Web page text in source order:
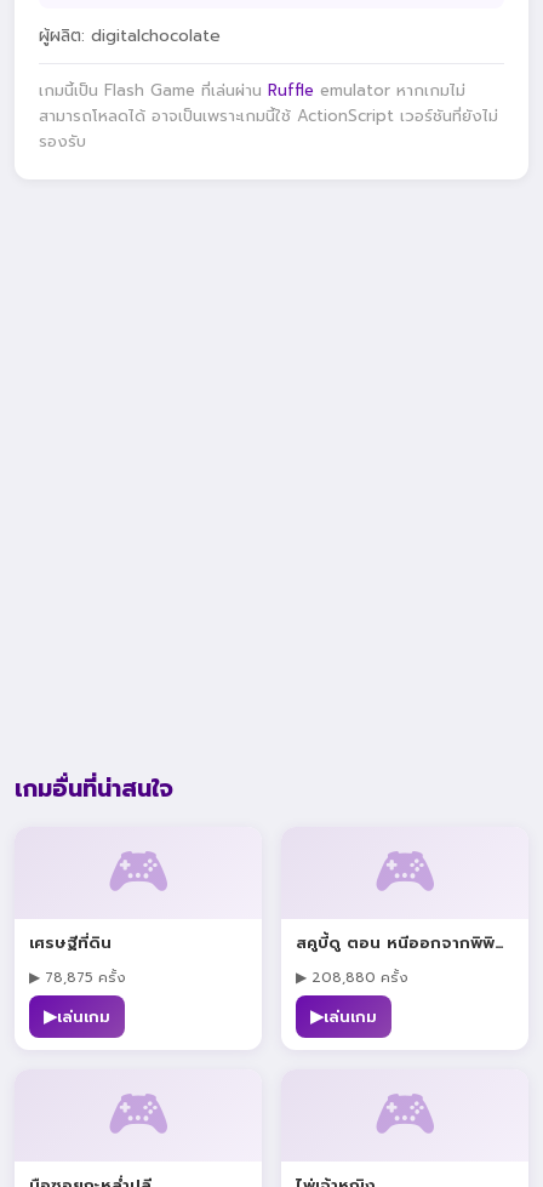
ผู้ผลิต: digitalchocolate
เกมนี้เป็น Flash Game ที่เล่นผ่าน Ruffle emulator หากเกมไม่
สามารถโหลดได้ อาจเป็นเพราะเกมนี้ใช้ ActionScript เวอร์ชันที่ยังไม่
รองรับ
เกมอื่นที่น่าสนใจ
🎮
เศรษฐีที่ดิน
▶ 78,875 ครั้ง
▶เล่นเกม
🎮
สคูบี้ดู ตอน หนีออกจากพิพิธภัณฑ์
▶ 208,880 ครั้ง
▶เล่นเกม
🎮 🎮